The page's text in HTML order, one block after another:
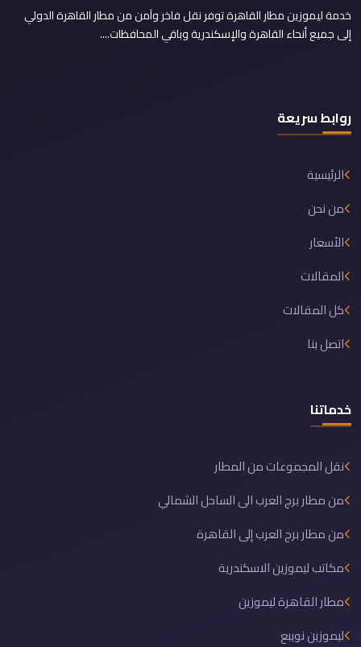
خدمة ليموزين مطار القاهرة توفر نقل فاخر وآمن من مطار القاهرة الدولي
إلى جميع أنحاء القاهرة والإسكندرية وباقي المحافظات....
روابط سريعة
الرئيسية
من نحن
الأسعار
المقالات
كل المقالات
اتصل بنا
خدماتنا
نقل المجموعات من المطار
من مطار برج العرب الى الساحل الشمالي
من مطار برج العرب إلى القاهرة
مكاتب ليموزين الاسكندرية
مطار القاهرة ليموزين
ليموزين نويبع